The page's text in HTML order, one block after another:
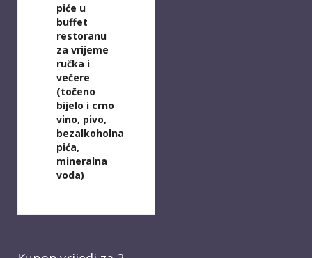
piće u
buffet
restoranu
za vrijeme
ručka i
večere
(točeno
bijelo i crno
vino, pivo,
bezalkoholna
pića,
mineralna
voda)